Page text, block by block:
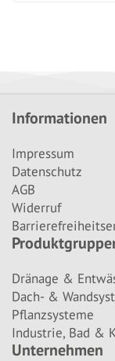
Informationen
Impressum
Datenschutz
AGB
Widerruf
Dränage &
Dach- &
Pflanzsysteme
Industrie, Bad &
Unternehmen